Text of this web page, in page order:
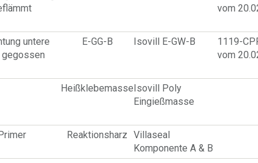
vom
untere
gegossen
E-GG-B Isovill E-GW-B
1119-
vom
HeißklebemasseIsovill Poly
Eingießmasse
Reaktionsharz Villaseal
Komponente A & B